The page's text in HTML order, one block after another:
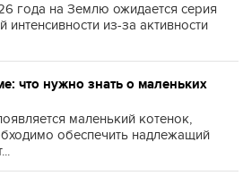
года на Землю ожидается серия
из-за активности
что нужно знать о маленьких
маленький котенок,
обеспечить надлежащий